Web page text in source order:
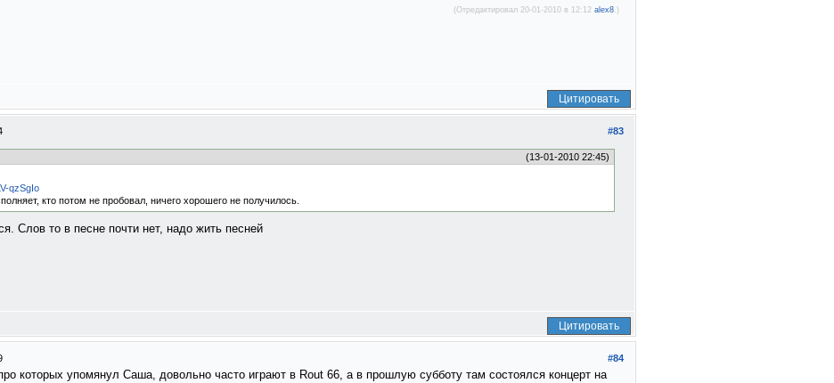
(Отредактировал 20-01-2010 в 12:12 alex8 .)
Цитировать
#83
(13-01-2010 22:45)
qzSgIo
кто потом не пробовал, ничего хорошего не получилось.
Слов то в песне почти нет, надо жить песней
Цитировать
#84
которых упомянул Саша, довольно часто играют в Rout 66, а в прошлую субботу там состоялся концерт на